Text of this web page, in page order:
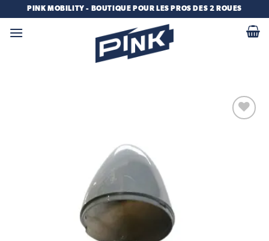
contenu
PINK MOBILITY - BOUTIQUE POUR LES PROS DES 2 ROUES